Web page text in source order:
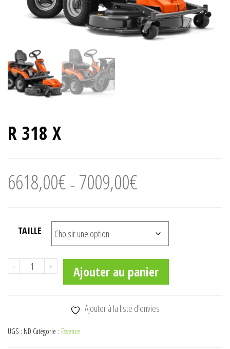
R 318 X
6618,00€ – 7009,00€
7009,00€
TAILLE
-
quantité+ Ajouter au panier
Ajouter à la liste d’envies
UGS : ND Catégorie : Essence